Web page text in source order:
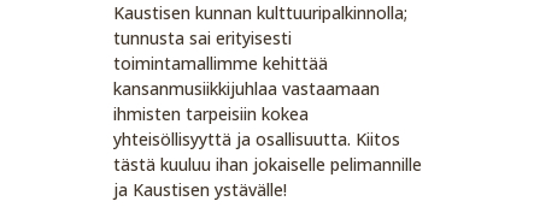
Kaustisen kunnan kulttuuripalkinnolla;
tunnusta sai erityisesti
toimintamallimme kehittää
kansanmusiikkijuhlaa vastaamaan
ihmisten tarpeisiin kokea
yhteisöllisyyttä ja osallisuutta. Kiitos
tästä kuuluu ihan jokaiselle pelimannille
ja Kaustisen ystävälle!